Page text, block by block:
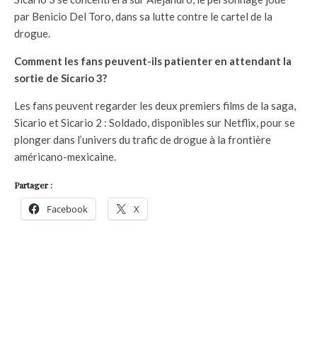
par Benicio Del Toro, dans sa lutte contre le cartel de la
drogue.
Comment les fans peuvent-ils patienter en attendant la
sortie de Sicario 3?
Les fans peuvent regarder les deux premiers films de la saga,
Sicario et Sicario 2 : Soldado, disponibles sur Netflix, pour se
plonger dans l’univers du trafic de drogue à la frontière
américano-mexicaine.
Partager :
Facebook X